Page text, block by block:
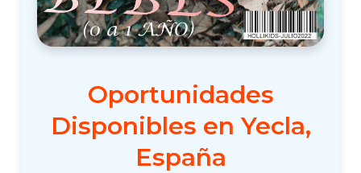
Oportunidades
Disponibles en Yecla,
España